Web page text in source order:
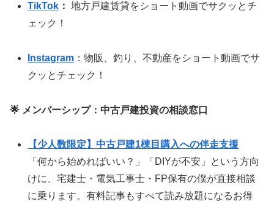
TikTok ： 地方戸建賃貸をショート動画でサクッとチ
ェック！
Instagram ：物販、釣り、不動産をショート動画でサ
クッとチェック！
🌟 メンバーシップ：中古戸建投資の相談窓口
【少人数限定】中古戸建1棟目購入への伴走支援
「何から始めればいい？」「DIYが不安」という方向
けに、宅建士・電気工事士・FP保有の僕が直接相談
に乗ります。有料記事もすべて読み放題になるお得